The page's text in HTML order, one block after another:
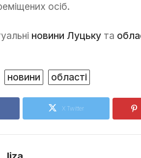
осіб.
новини Луцьку та
новини області
X Twitter